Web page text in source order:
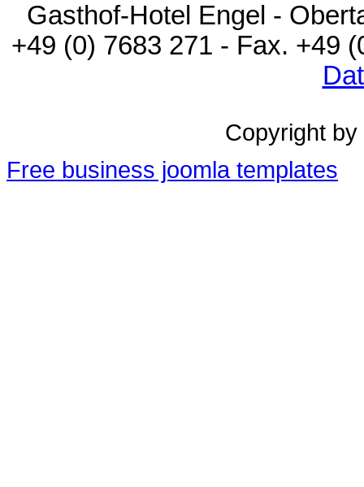
Gasthof-Hotel Engel -
+49 (0) 7683 271 - Fax. +49
Copyright
Free business joomla templates